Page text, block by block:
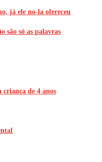
já ele no-la ofereceu
são só as palavras
criança de 4 anos